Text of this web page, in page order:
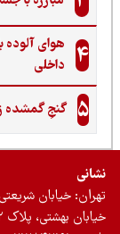
هوای آلوده با
داخلی
گنجِ گمشده زیر
خیابان شریعتی،
بهشتی، پلاک ۱۲، طبقه سوم، واحد ۵